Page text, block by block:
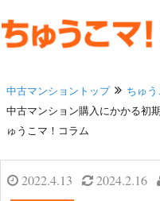
中古マンショントップ ちゅ
中古マンション購入にかかる初
ゅうこマ！コラム
2022.4.13 2024.2.16